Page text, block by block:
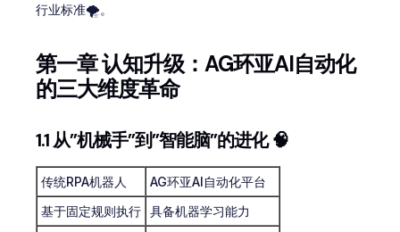
行业标准🌪️。
第一章 认知升级：AG环亚AI自动化
的三大维度革命
1.1 从”机械手”到”智能脑”的进化 🧠
传统RPA机器人
AG环亚AI自动化平台
基于固定规则执行
具备机器学习能力